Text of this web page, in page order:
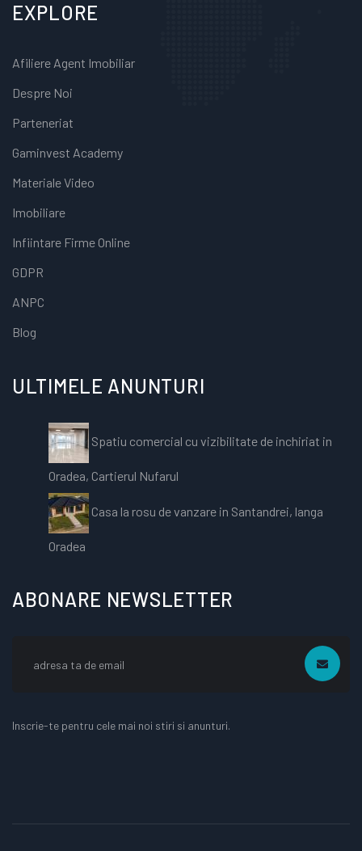
EXPLORE
Afiliere Agent Imobiliar
Despre Noi
Parteneriat
Gaminvest Academy
Materiale Video
Imobiliare
Infiintare Firme Online
GDPR
ANPC
Blog
ULTIMELE ANUNTURI
Spatiu comercial cu vizibilitate de inchiriat in
Oradea, Cartierul Nufarul
Casa la rosu de vanzare in Santandrei, langa
Oradea
ABONARE NEWSLETTER
Inscrie-te pentru cele mai noi stiri si anunturi.